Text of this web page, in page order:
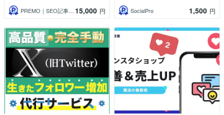
PREMO｜SEO記事＆X運用の専門家 15,000 円 SocialPro 1,500 円